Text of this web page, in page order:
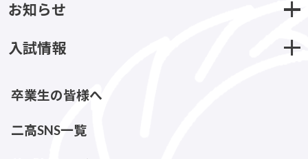
お知らせ
入試情報
卒業生の皆様へ
二高SNS一覧